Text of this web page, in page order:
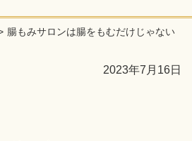
腸もみサロンは腸をもむだけじゃない
2023年7月16日